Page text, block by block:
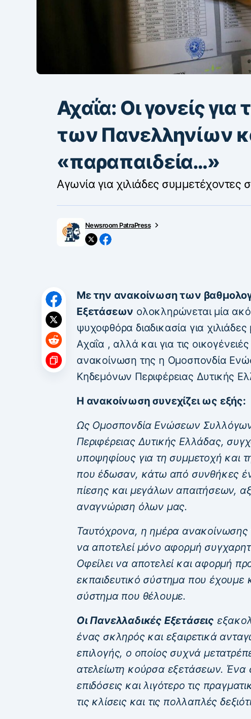
Αχαΐα: Οι γονείς για
των Πανελληνίων
«παραπαιδεία…»
Αγωνία για χιλιάδες συμμετέχοντες
Newsroom PatraPress
Με την ανακοίνωση των
Εξετάσεων ολοκληρώνεται μία
ψυχοφθόρα διαδικασία για
Αχαΐα , αλλά και για τις
ανακοίνωση της η Ομοσπονδία
Κηδεμόνων Περιφέρειας Δυτικής
Η ανακοίνωση συνεχίζει ως εξής:
Ως Ομοσπονδία Ενώσεων
Περιφέρειας Δυτικής Ελλάδας,
υποψηφίους για τη συμμετοχή και
που έδωσαν, κάτω από συνθήκες
πίεσης και μεγάλων απαιτήσεων,
αναγνώριση όλων μας.
Ταυτόχρονα, η ημέρα
να αποτελεί μόνο αφορμή
Οφείλει να αποτελεί και αφορμή
εκπαιδευτικό σύστημα που έχουμε
σύστημα που θέλουμε.
Οι Πανελλαδικές Εξετάσεις
ένας σκληρός και εξαιρετικά
επιλογής, ο οποίος συχνά
ατελείωτη κούρσα εξετάσεων. Ένα
επιδόσεις και λιγότερο τις
τις κλίσεις και τις πολλαπλές